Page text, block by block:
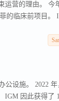
运营的理由。
的临床前项目。
设施。 2022 年
因此获得了